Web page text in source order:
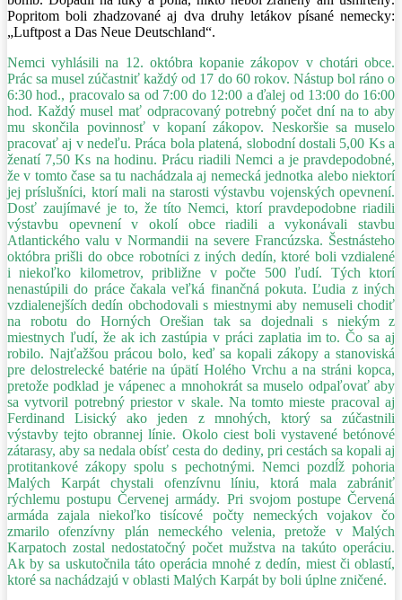
Popritom boli zhadzované aj dva druhy letákov písané nemecky:
„Luftpost a Das Neue Deutschland“.
Nemci vyhlásili na 12. októbra kopanie zákopov v chotári obce.
Prác sa musel zúčastniť každý od 17 do 60 rokov. Nástup bol ráno o
6:30 hod., pracovalo sa od 7:00 do 12:00 a ďalej od 13:00 do 16:00
hod. Každý musel mať odpracovaný potrebný počet dní na to aby
mu skončila povinnosť v kopaní zákopov. Neskoršie sa muselo
pracovať aj v nedeľu. Práca bola platená, slobodní dostali 5,00 Ks a
ženatí 7,50 Ks na hodinu. Prácu riadili Nemci a je pravdepodobné,
že v tomto čase sa tu nachádzala aj nemecká jednotka alebo niektorí
jej príslušníci, ktorí mali na starosti výstavbu vojenských opevnení.
Dosť zaujímavé je to, že títo Nemci, ktorí pravdepodobne riadili
výstavbu opevnení v okolí obce riadili a vykonávali stavbu
Atlantického valu v Normandii na severe Francúzska. Šestnásteho
októbra prišli do obce robotníci z iných dedín, ktoré boli vzdialené
i niekoľko kilometrov, približne v počte 500 ľudí. Tých ktorí
nenastúpili do práce čakala veľká finančná pokuta. Ľudia z iných
vzdialenejších dedín obchodovali s miestnymi aby nemuseli chodiť
na robotu do Horných Orešian tak sa dojednali s niekým z
miestnych ľudí, že ak ich zastúpia v práci zaplatia im to. Čo sa aj
robilo. Najťažšou prácou bolo, keď sa kopali zákopy a stanoviská
pre delostrelecké batérie na úpätí Holého Vrchu a na stráni kopca,
pretože podklad je vápenec a mnohokrát sa muselo odpaľovať aby
sa vytvoril potrebný priestor v skale. Na tomto mieste pracoval aj
Ferdinand Lisický ako jeden z mnohých, ktorý sa zúčastnili
výstavby tejto obrannej línie. Okolo ciest boli vystavené betónové
zátarasy, aby sa nedala obísť cesta do dediny, pri cestách sa kopali aj
protitankové zákopy spolu s pechotnými. Nemci pozdĺž pohoria
Malých Karpát chystali ofenzívnu líniu, ktorá mala zabrániť
rýchlemu postupu Červenej armády. Pri svojom postupe Červená
armáda zajala niekoľko tisícové počty nemeckých vojakov čo
zmarilo ofenzívny plán nemeckého velenia, pretože v Malých
Karpatoch zostal nedostatočný počet mužstva na takúto operáciu.
Ak by sa uskutočnila táto operácia mnohé z dedín, miest či oblastí,
ktoré sa nachádzajú v oblasti Malých Karpát by boli úplne zničené.